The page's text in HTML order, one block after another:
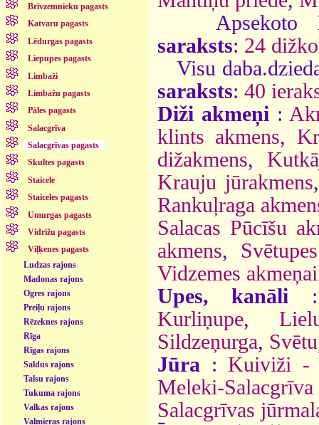
Brīvzemnieku pagasts
Katvaru pagasts
Lēdurgas pagasts
Liepupes pagasts
Limbaži
Limbažu pagasts
Pāles pagasts
Salacgrīva
Salacgrīvas pagasts
Skultes pagasts
Staicele
Staiceles pagasts
Umurgas pagasts
Vidrižu pagasts
Viļķenes pagasts
Ludzas rajons
Madonas rajons
Ogres rajons
Preiļu rajons
Rēzeknes rajons
Rīga
Rīgas rajons
Saldus rajons
Talsu rajons
Tukuma rajons
Valkas rajons
Valmieras rajons
Apsekoto
saraksts: 24
Visu
saraksts: 40
Diži akmeņi :
klints akmens,
dižakmens,
Krauju jūrakmens
Rankuļraga
Salacas Pūcīšu
akmens,
Vidzemes
Upes, kanāli
Kurliņupe,
Sildzeņurga,
Jūra :Kuiviži -
Meleki-
Salacgrīvas